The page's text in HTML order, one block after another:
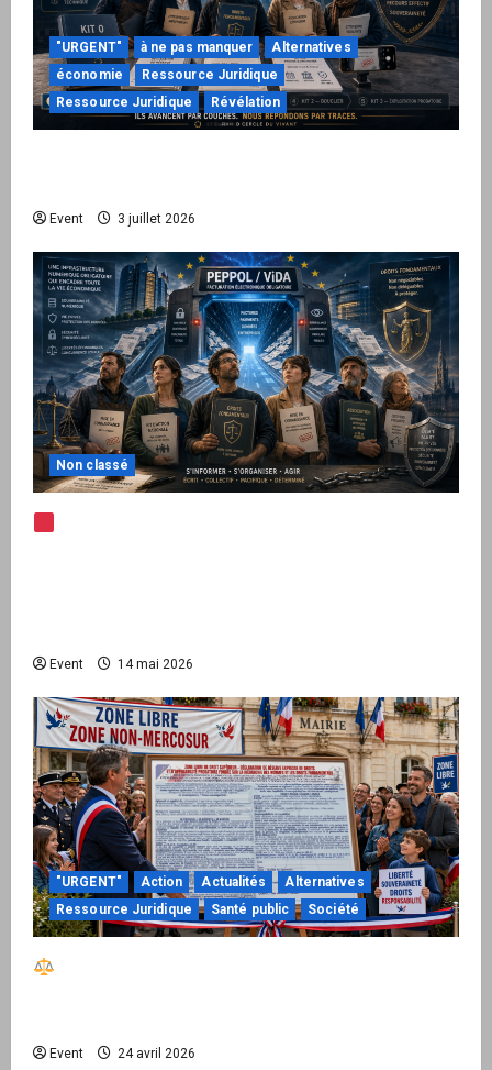
"URGENT" à ne pas manquer
Alternatives
économie
Ressource Juridique
Ressource Juridique
Révélation
Event 3 juillet 2026
Non classé
Event 14 mai 2026
"URGENT" Action Actualités
Alternatives
Ressource Juridique
Santé public Société
Event 24 avril 2026